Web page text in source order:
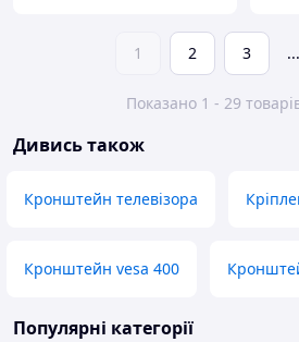
1 2 3 ...
Показано 1 - 29
Дивись також
Кронштейн телевізора
Кронштейн vesa 400
Популярні категорії